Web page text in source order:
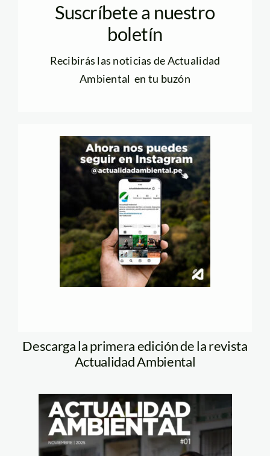
Suscríbete a nuestro
boletín
Recibirás las noticias de Actualidad
Ambiental en tu buzón
Descarga la primera edición de la revista
Actualidad Ambiental